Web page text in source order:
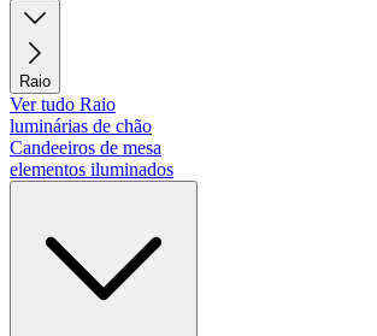
Raio
Ver tudo Raio
luminárias de chão
Candeeiros de mesa
elementos iluminados